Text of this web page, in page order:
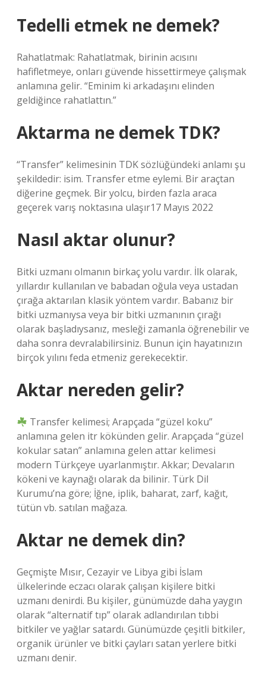
Tedelli etmek ne demek?
Rahatlatmak: Rahatlatmak, birinin acısını
hafifletmeye, onları güvende hissettirmeye çalışmak
anlamına gelir. “Eminim ki arkadaşını elinden
geldiğince rahatlattın.”
Aktarma ne demek TDK?
“Transfer” kelimesinin TDK sözlüğündeki anlamı şu
şekildedir: isim. Transfer etme eylemi. Bir araçtan
diğerine geçmek. Bir yolcu, birden fazla araca
geçerek varış noktasına ulaşır17 Mayıs 2022
Nasıl aktar olunur?
Bitki uzmanı olmanın birkaç yolu vardır. İlk olarak,
yıllardır kullanılan ve babadan oğula veya ustadan
çırağa aktarılan klasik yöntem vardır. Babanız bir
bitki uzmanıysa veya bir bitki uzmanının çırağı
olarak başladıysanız, mesleği zamanla öğrenebilir ve
daha sonra devralabilirsiniz. Bunun için hayatınızın
birçok yılını feda etmeniz gerekecektir.
Aktar nereden gelir?
Transfer kelimesi; Arapçada “güzel koku”
anlamına gelen itr kökünden gelir. Arapçada “güzel
kokular satan” anlamına gelen attar kelimesi
modern Türkçeye uyarlanmıştır. Akkar; Devaların
kökeni ve kaynağı olarak da bilinir. Türk Dil
Kurumu’na göre; İğne, iplik, baharat, zarf, kağıt,
tütün vb. satılan mağaza.
Aktar ne demek din?
Geçmişte Mısır, Cezayir ve Libya gibi İslam
ülkelerinde eczacı olarak çalışan kişilere bitki
uzmanı denirdi. Bu kişiler, günümüzde daha yaygın
olarak “alternatif tıp” olarak adlandırılan tıbbi
bitkiler ve yağlar satardı. Günümüzde çeşitli bitkiler,
organik ürünler ve bitki çayları satan yerlere bitki
uzmanı denir.